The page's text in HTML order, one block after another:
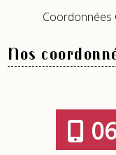
Coordonnées
Nos